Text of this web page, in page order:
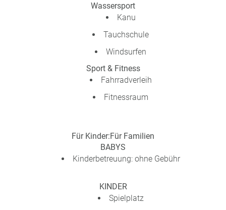
Wassersport
Kanu
Tauchschule
Windsurfen
Sport & Fitness
Fahrradverleih
Fitnessraum
Für Kinder:Für Familien
BABYS
Kinderbetreuung: ohne Gebühr
KINDER
Spielplatz